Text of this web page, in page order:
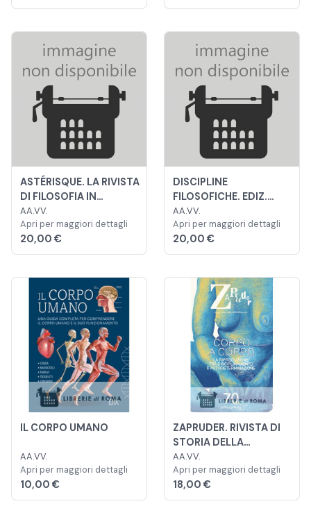
ASTÉRISQUE. LA RIVISTA
DI FILOSOFIA IN
MOVIMENTO
AA.VV.
Apri per maggiori dettagli
20,00 €
DISCIPLINE
FILOSOFICHE. EDIZ.
ITALIANA E INGLESE
AA.VV.
Apri per maggiori dettagli
20,00 €
IL CORPO UMANO
AA.VV.
Apri per maggiori dettagli
10,00 €
ZAPRUDER. RIVISTA DI
STORIA DELLA
CONFLITTUALITÀ
SOCIALE
AA.VV.
Apri per maggiori dettagli
18,00 €